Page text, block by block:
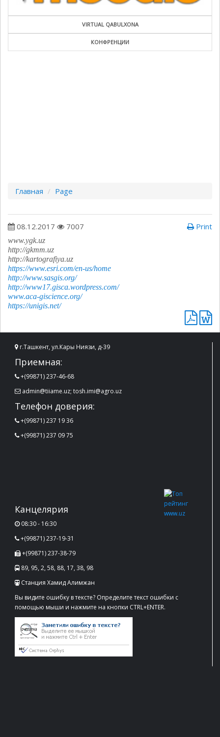
VIRTUAL QABULXONA
КОНФРЕНЦИИ
Главная Page
08.12.2017 7007 Print
www.ygk.uz
http://gkmm.uz
http://kartografiya.uz
https://www.esri.com/en-us/home
http://www.sasgis.org/
http://www17.gisca.wordpress.com/
www.aca-giscience.org/
https://unigis.net/
г.Ташкент, ул.Кары Ниязи, д-39
Приемная:
+(99871) 237-46-68
admin@tiiame.uz; tosh.imi@agro.uz
Телефон доверия:
+(99871) 237 19 36
+(99871) 237 09 75
Канцелярия
08:30 - 16:30
+(99871) 237-19-31
+(99871) 237-38-79
89, 95, 2, 58, 88, 17, 38, 98
Станция Хамид Алимжан
Вы видите ошибку в тексте? Определите текст ошибки с
помощью мыши и нажмите на кнопки CTRL+ENTER.